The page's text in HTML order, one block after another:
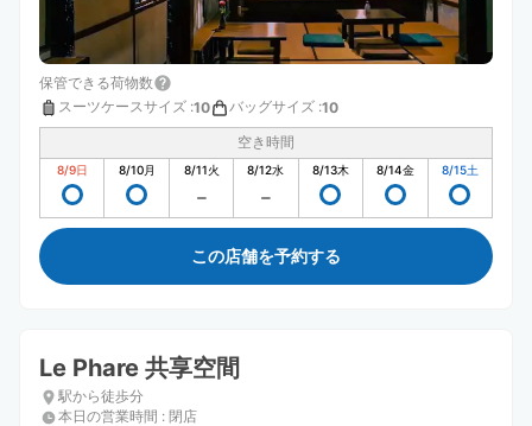
保管できる荷物数
スーツケースサイズ :10 バッグサイズ :10
空き時間
8/9日 8/10月 8/11火 8/12水 8/13木 8/14金 8/15土
この店舗を予約する
Le Phare 共享空間
駅から徒歩分
本日の営業時間 : 閉店